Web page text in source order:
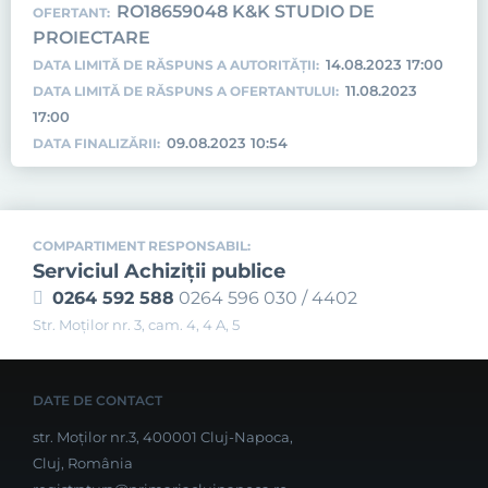
OFERTANT: RO18659048 K&K STUDIO DE
PROIECTARE
DATA LIMITĂ DE RĂSPUNS A AUTORITĂȚII: 14.08.2023 17:00
DATA LIMITĂ DE RĂSPUNS A OFERTANTULUI: 11.08.2023
17:00
DATA FINALIZĂRII: 09.08.2023 10:54
COMPARTIMENT RESPONSABIL:
Serviciul Achiziţii publice
0264 592 588 0264 596 030 / 4402
Str. Moţilor nr. 3, cam. 4, 4 A, 5
DATE DE CONTACT
str. Moților nr.3, 400001 Cluj-Napoca,
Cluj, România